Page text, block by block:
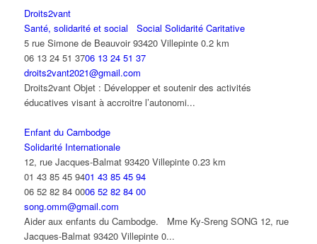
Droits2vant
Santé, solidarité et social
Social Solidarité Caritative
5 rue Simone de Beauvoir 93420 Villepinte 0.2 km
06 13 24 51 3706 13 24 51 37
droits2vant2021@gmail.com
Droits2vant Objet : Développer et soutenir des activités
éducatives visant à accroitre l’autonomi...
Enfant du Cambodge
Solidarité Internationale
12, rue Jacques-Balmat 93420 Villepinte 0.23 km
01 43 85 45 9401 43 85 45 94
06 52 82 84 0006 52 82 84 00
song.omm@gmail.com
Aider aux enfants du Cambodge. Mme Ky-Sreng SONG 12, rue
Jacques-Balmat 93420 Villepinte 0...